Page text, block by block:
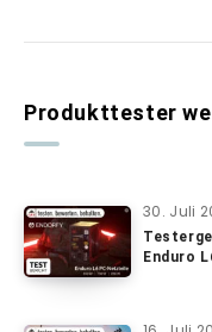
Produkttester
30. Juli
Enduro